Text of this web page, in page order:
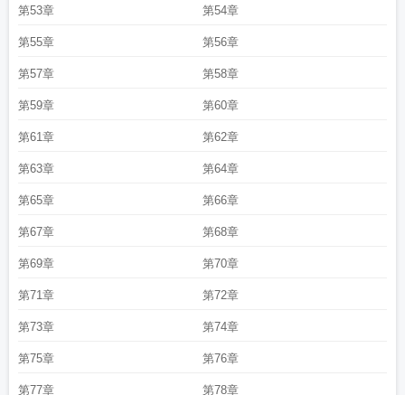
第53章 第54章
第55章 第56章
第57章 第58章
第59章 第60章
第61章 第62章
第63章 第64章
第65章 第66章
第67章 第68章
第69章 第70章
第71章 第72章
第73章 第74章
第75章 第76章
第77章 第78章